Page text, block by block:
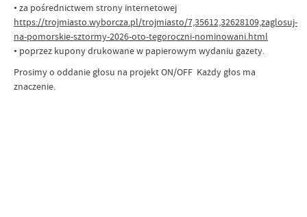
• za pośrednictwem strony internetowej
https://trojmiasto.wyborcza.pl/trojmiasto/7,35612,32628109,zaglosuj-
na-pomorskie-sztormy-2026-oto-tegoroczni-nominowani.html
• poprzez kupony drukowane w papierowym wydaniu gazety.
Prosimy o oddanie głosu na projekt ON/OFF Każdy głos ma
znaczenie.